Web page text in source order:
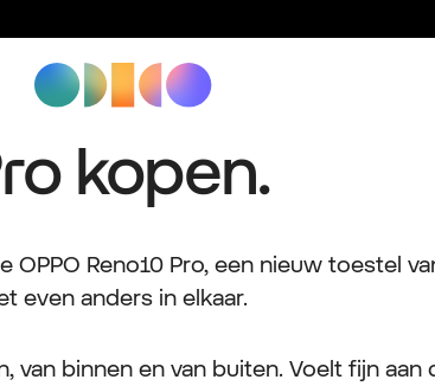
kopen.
Reno10 Pro, een nieuw toestel
even anders in elkaar.
van binnen en van buiten. Voelt fijn aan